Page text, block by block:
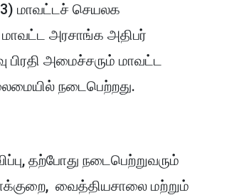
மாவட்டச் செயலக
அரசாங்க அதிபர்
அமைச்சரும் மாவட்ட
நடைபெற்றது.
தற்போது நடைபெற்றுவரும்
வைத்தியசாலை மற்றும்